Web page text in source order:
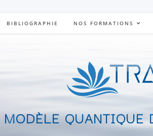
BIBLIOGRAPHIE NOS FORMATIONS
MODÈLE